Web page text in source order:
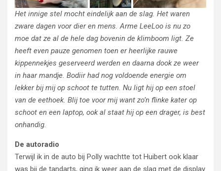
Het innige stel mocht eindelijk aan de slag. Het waren
zware dagen voor dier en mens. Arme LeeLoo is nu zo
moe dat ze al de hele dag bovenin de klimboom ligt. Ze
heeft even pauze genomen toen er heerlijke rauwe
kippennekjes geserveerd werden en daarna dook ze weer
in haar mandje. Bodiir had nog voldoende energie om
lekker bij mij op schoot te tutten. Nu ligt hij op een stoel
van de eethoek. Blij toe voor mij want zo’n flinke kater op
schoot en een laptop, ook al staat hij op een drager, is best
onhandig.
De autoradio
Terwijl ik in de auto bij Polly wachtte tot Huibert ook klaar
was bij de tandarts, ging ik weer aan de slag met de display